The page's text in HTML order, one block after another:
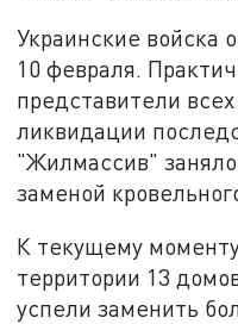
Украинские войска
10 февраля.
представители
ликвидации
"Жилмассив"
заменой
К текущему
территории 13
успели заменить